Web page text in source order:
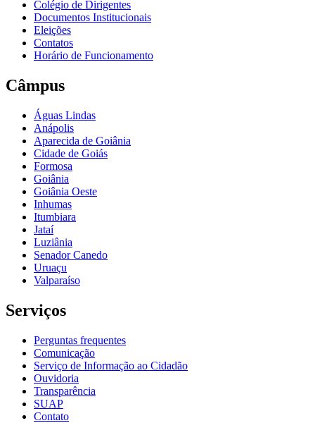
Colégio de Dirigentes
Documentos Institucionais
Eleições
Contatos
Horário de Funcionamento
Câmpus
Águas Lindas
Anápolis
Aparecida de Goiânia
Cidade de Goiás
Formosa
Goiânia
Goiânia Oeste
Inhumas
Itumbiara
Jataí
Luziânia
Senador Canedo
Uruaçu
Valparaíso
Serviços
Perguntas frequentes
Comunicação
Serviço de Informação ao Cidadão
Ouvidoria
Transparência
SUAP
Contato